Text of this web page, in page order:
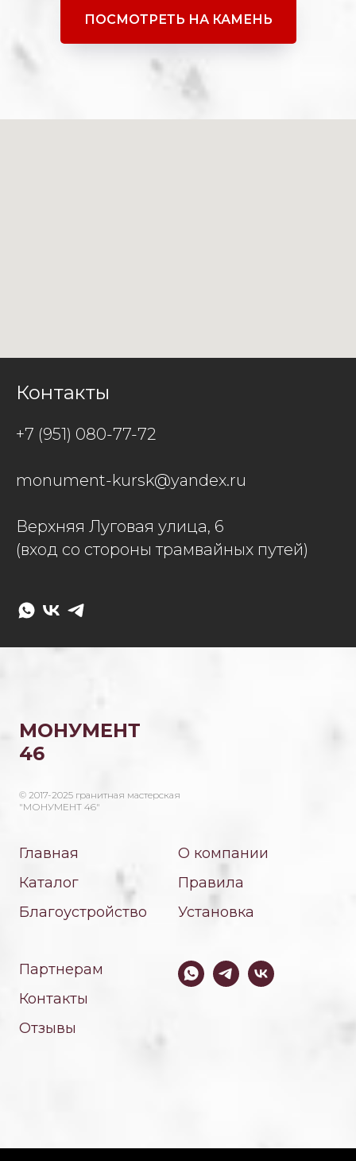
ПОСМОТРЕТЬ НА КАМЕНЬ
Контакты
+7 (951) 080-77-72
monument-kursk@yandex.ru
Верхняя Луговая улица, 6
(вход со стороны трамвайных путей)
МОНУМЕНТ
46
© 2017-2025 гранитная мастерская
"МОНУМЕНТ 46"
Главная
Каталог
Благоустройство
О компании
Правила
Установка
Партнерам
Контакты
Отзывы